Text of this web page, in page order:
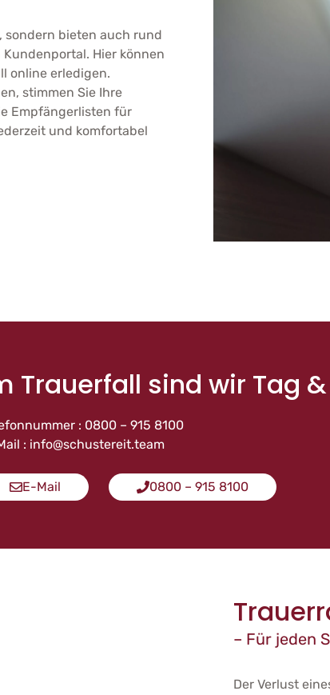
sondern bieten auch rund
Hier können
online erledigen.
stimmen Sie Ihre
Empfängerlisten für
und komfortabel
Trauerfall sind wir Tag
: 0800 – 915 8100
: info@schustereit.team
E-Mail 0800 – 915 8100
– Für jeden
Der Verlust